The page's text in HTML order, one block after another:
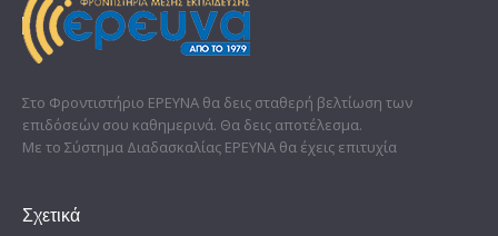
Στο Φροντιστήριο ΕΡΕΥΝΑ θα δεις σταθερή βελτίωση των
επιδόσεών σου καθημερινά. Θα δεις αποτέλεσμα.
Με το Σύστημα Διαδασκαλίας ΕΡΕΥΝΑ θα έχεις επιτυχία
Σχετικά